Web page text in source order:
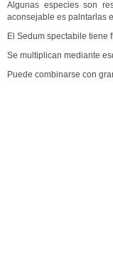
Algunas especies son
aconsejable es palntarlas
El Sedum spectabile tiene
Se multiplican mediante
Puede combinarse con